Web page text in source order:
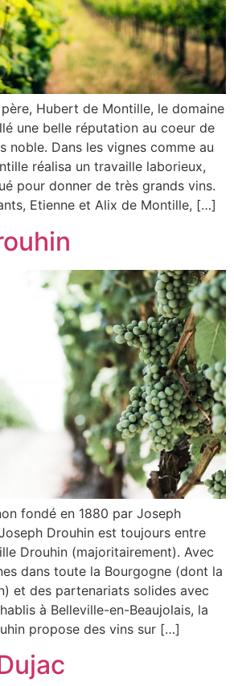
Hubert de Montille, le domaine
une belle réputation au coeur de
noble. Dans les vignes comme au
réalisa un travaille laborieux,
pour donner de très grands vins.
Etienne et Alix de Montille, […]
fondé en 1880 par Joseph
Drouhin est toujours entre
Drouhin (majoritairement). Avec
dans toute la Bourgogne (dont la
et des partenariats solides avec
à Belleville-en-Beaujolais, la
propose des vins sur […]